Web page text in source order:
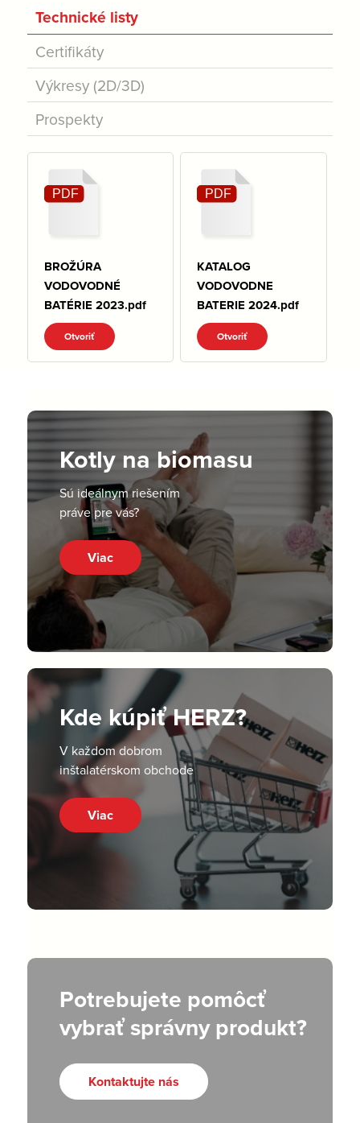
Technické listy
Certifikáty
Výkresy (2D/3D)
Prospekty
BROŽÚRA
VODOVODNÉ
BATÉRIE 2023.pdf
Otvoriť
KATALOG
VODOVODNE
BATERIE 2024.pdf
Otvoriť
Kotly na biomasu
Sú ideálnym riešením
práve pre vás?
Viac
Kde kúpiť HERZ?
V každom dobrom
inštalatérskom obchode
Viac
Potrebujete pomôcť
vybrať správny produkt?
Kontaktujte nás